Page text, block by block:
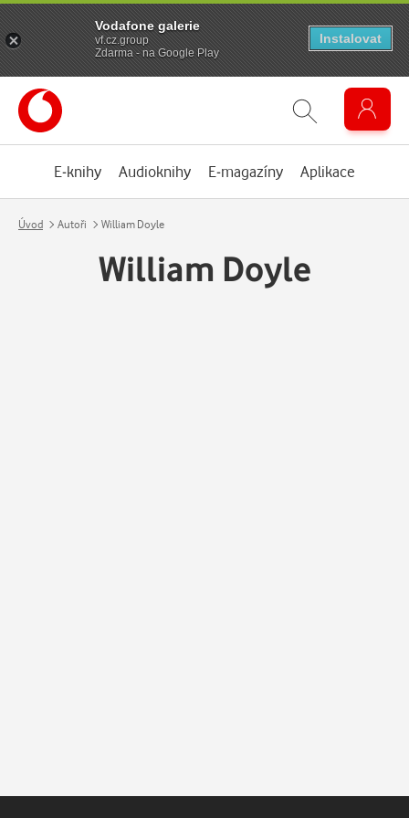
E-knihy Audioknihy E-magazíny Aplikace
Úvod Autoři William Doyle
William Doyle
Vodafone galerie
vf.cz.group
Zdarma - na Google Play
Instalovat